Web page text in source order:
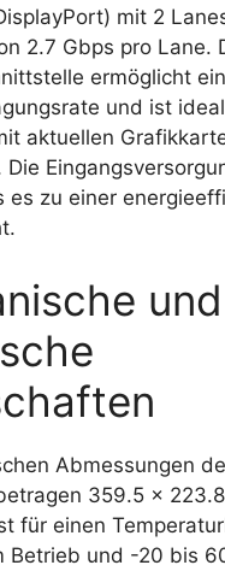
mit 2
2.7 Gbps pro Lane.
ermöglicht
und ist
aktuellen
Die
es zu einer
und
Abmessungen
359.5 x
für einen
Betrieb und -20 bis